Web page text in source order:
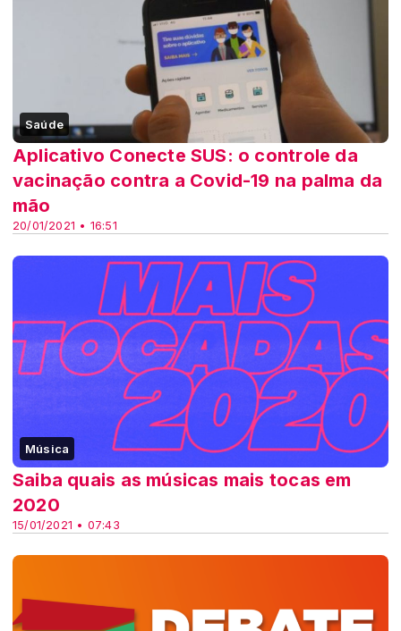
Saúde
20/01/2021 • 16:51
Aplicativo Conecte SUS: o controle da
vacinação contra a Covid-19 na palma da
mão
Música
15/01/2021 • 07:43
Saiba quais as músicas mais tocas em
2020